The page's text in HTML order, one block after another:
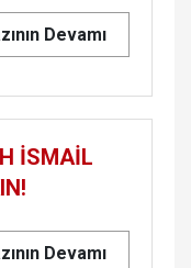
Devamı
İSMAİL
Devamı